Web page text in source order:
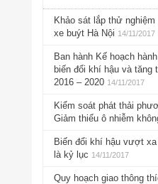
Khảo sát lắp thử
xe buýt Hà Nội 14/11/2017
Ban hành Kế hoạch
biến đổi khí hậu và tăng
2016 – 2020 14/11/2017
Kiểm soát phát thải
Giảm thiểu ô nhiễm
Biến đổi khí hậu vượt
là kỷ lục 14/11/2017
Quy hoạch giao thông